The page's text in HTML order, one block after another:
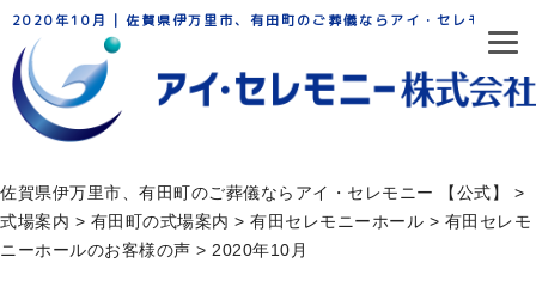
2020年10月 | 佐賀県伊万里市、有田町のご葬儀ならアイ・セレモニー
佐賀県伊万里市、有田町のご葬儀ならアイ・セレモニー 【公式】
>
式場案内 > 有田町の式場案内 > 有田セレモニーホール > 有田セレモ
ニーホールのお客様の声 > 2020年10月